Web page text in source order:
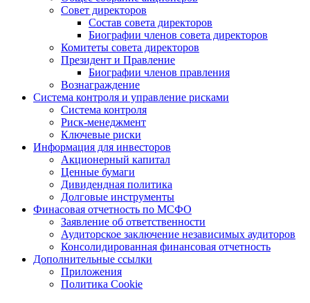
Совет директоров
Состав совета директоров
Биографии членов совета директоров
Комитеты совета директоров
Президент и Правление
Биографии членов правления
Вознаграждение
Система контроля и управление рисками
Система контроля
Риск-менеджмент
Ключевые риски
Информация для инвесторов
Акционерный капитал
Ценные бумаги
Дивидендная политика
Долговые инструменты
Финасовая отчетность по МСФО
Заявление об ответственности
Аудиторское заключение независимых аудиторов
Консолидированная финансовая отчетность
Дополнительные ссылки
Приложения
Политика Cookie